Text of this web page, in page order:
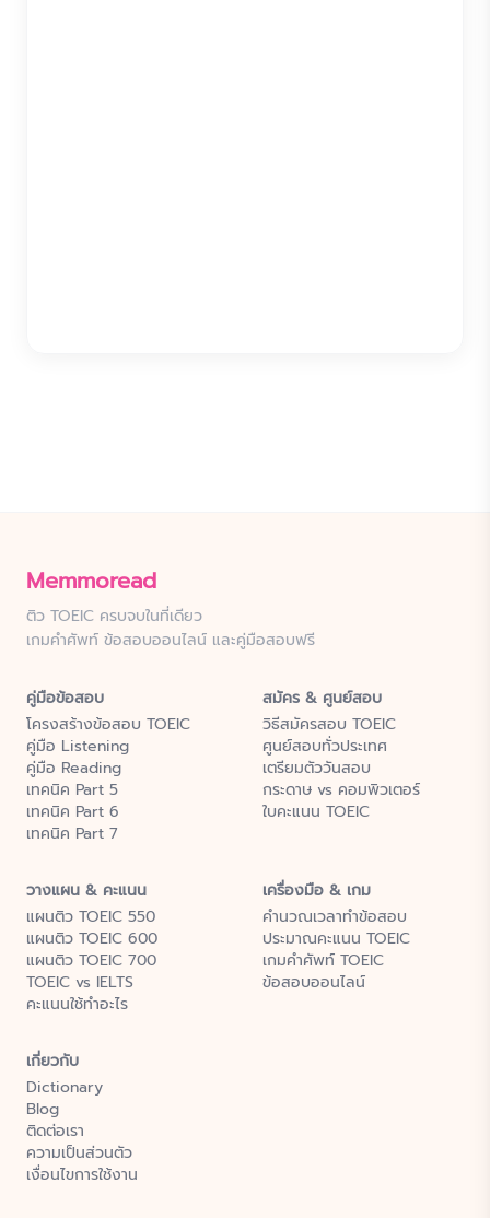
Memmoread
ติว TOEIC ครบจบในที่เดียว
เกมคำศัพท์ ข้อสอบออนไลน์ และคู่มือสอบฟรี
คู่มือข้อสอบ
โครงสร้างข้อสอบ TOEIC
คู่มือ Listening
คู่มือ Reading
เทคนิค Part 5
เทคนิค Part 6
เทคนิค Part 7
สมัคร & ศูนย์สอบ
วิธีสมัครสอบ TOEIC
ศูนย์สอบทั่วประเทศ
เตรียมตัววันสอบ
กระดาษ vs คอมพิวเตอร์
ใบคะแนน TOEIC
วางแผน & คะแนน
แผนติว TOEIC 550
แผนติว TOEIC 600
แผนติว TOEIC 700
TOEIC vs IELTS
คะแนนใช้ทำอะไร
เครื่องมือ & เกม
คำนวณเวลาทำข้อสอบ
ประมาณคะแนน TOEIC
เกมคำศัพท์ TOEIC
ข้อสอบออนไลน์
เกี่ยวกับ
Dictionary
Blog
ติดต่อเรา
ความเป็นส่วนตัว
เงื่อนไขการใช้งาน